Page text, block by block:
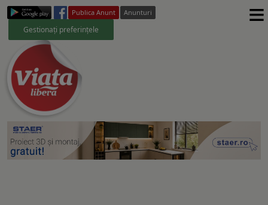
Publica Anunt Anunturi
Gestionați preferințele ≡